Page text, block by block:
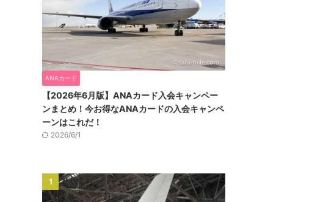
ANAカード
【2026年6月版】ANAカード入会キャンペー
ンまとめ！今お得なANAカードの入会キャンペ
ーンはこれだ！
2026/6/1
1